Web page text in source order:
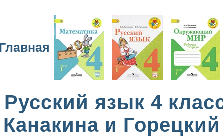
Русский язык 4
Канакина и Горецкий